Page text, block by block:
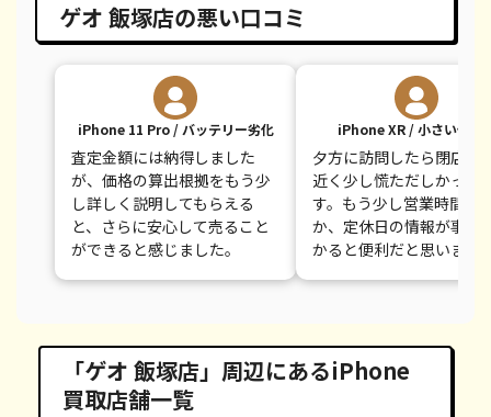
ゲオ 飯塚店の悪い口コミ
iPhone 11 Pro / バッテリー劣化
査定金額には納得しました
が、価格の算出根拠をもう少
し詳しく説明してもらえる
と、さらに安心して売ること
ができると感じました。
iPhone XR / 小さい傷あ
夕方に訪問したら閉店時
近く少し慌ただしかった
す。もう少し営業時間が
か、定休日の情報が事前
かると便利だと思います
「ゲオ 飯塚店」周辺にあるiPhone
買取店舗一覧